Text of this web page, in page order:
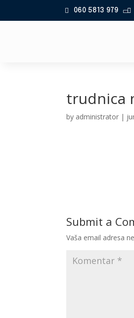
060 5813 979 
trudnica
by administrator |
Submit a
Vaša email adresa